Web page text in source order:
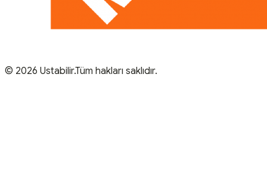
© 2026 Ustabilir.Tüm hakları saklıdır.